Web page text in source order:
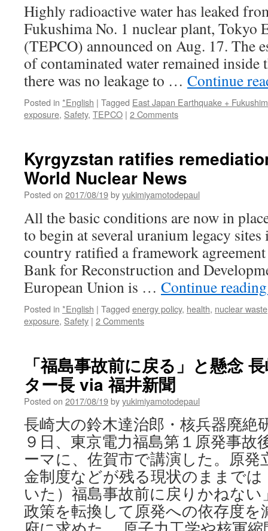
Highly radioactive water has leaked
Fukushima No. 1 nuclear plant, Tokyo
(TEPCO) announced on Aug. 17. The
of contaminated water remained inside
there was no leakage to … Continue
Posted in *English | Tagged East Japan Earthquake +
exposure, Safety, TEPCO | 2 Comments
Kyrgyzstan ratifies
World Nuclear News
Posted on 2017/08/19byyukimiyamotodepaul
All the basic conditions are now in
to begin at several uranium legacy
country ratified a framework
Bank for Reconstruction and
European Union is … Continue
Posted in *English | Tagged energy policy, health, nuclear waste
exposure, Safety | 2 Comments
「福島事故前に戻る」と懸念
ター長 via 福井新聞
Posted on 2017/08/19byyukimiyamotodepaul
長崎大の鈴木達治郎・核兵器廃絶
９日、東京電力福島第１原発事故
ーマに、佐賀市で講演した。原発
金制度などが残る現状のままで
いた）福島事故前に戻りかねな
政策を転換して原発への依存度を